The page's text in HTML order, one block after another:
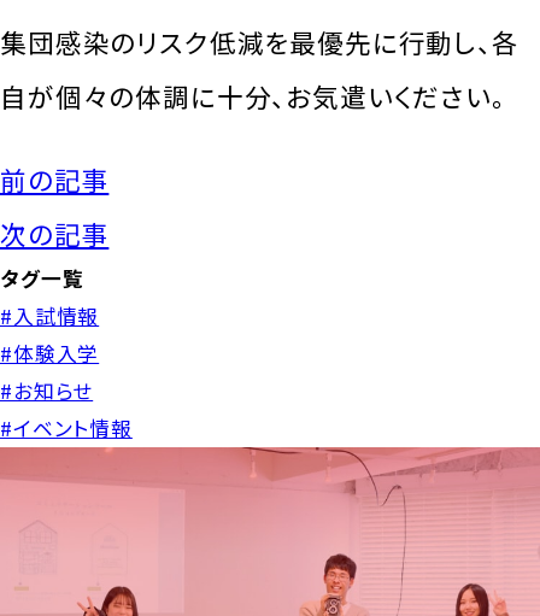
集団感染のリスク低減を最優先に行動し、各
自が個々の体調に十分、お気遣いください。
前の記事
次の記事
タグ一覧
#入試情報
#体験入学
#お知らせ
#イベント情報